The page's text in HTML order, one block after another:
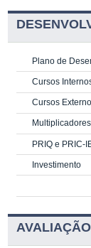
Plano de
Cursos
Cursos
PRIQ e PRIC-
Investimento